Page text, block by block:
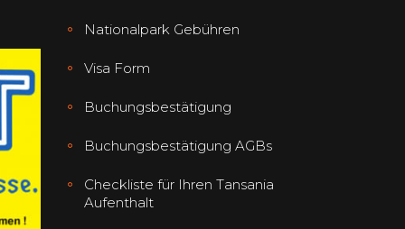
Nationalpark Gebühren
Visa Form
Buchungsbestätigung
Buchungsbestätigung AGBs
Checkliste für Ihren Tansania
Aufenthalt